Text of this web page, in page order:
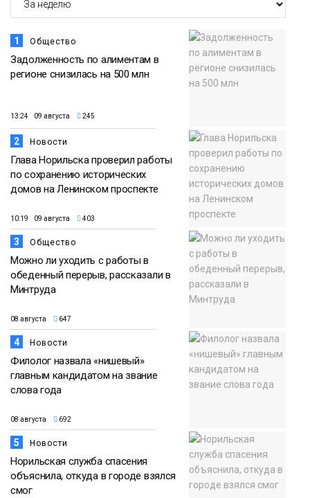
1 Общество
Задолженность по алиментам в
регионе снизилась на 500 млн
13:24 09 августа 245
2 Новости
Глава Норильска проверил работы
по сохранению исторических
домов на Ленинском проспекте
10:19 09 августа 403
3 Общество
Можно ли уходить с работы в
обеденный перерыв, рассказали в
Минтруда
08 августа 647
4 Новости
Филолог назвала «нишевый»
главным кандидатом на звание
слова года
08 августа 692
5 Новости
Норильская служба спасения
объяснила, откуда в городе взялся
смог